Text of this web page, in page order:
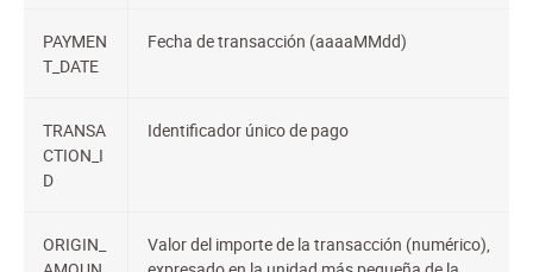
PAYMEN
T_DATE
Fecha de transacción (aaaaMMdd)
TRANSA
CTION_I
D
Identificador único de pago
ORIGIN_
Valor del importe de la transacción (numérico),